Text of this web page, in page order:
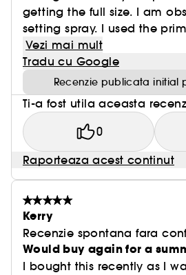
SPRAY DE FIXARE EASY BAKE
- Toata actiunea de
de la Easy Bake, intr-un singur
- Fara alcool sau parfum,
estompeaza si fixeaza
cu un finisaj natural, discret si
getting the full size. I am
setting spray. I used the
Vezi mai mult
Tradu cu Google
Recenzie publicata initial
Ti-a fost utila aceasta
0
Raporteaza acest continut
Kerry
Recenzie spontana fara
Would buy again for a
I bought this recently as I